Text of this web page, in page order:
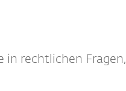
in rechtlichen Fragen,